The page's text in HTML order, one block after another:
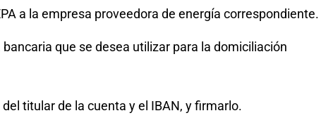
a la empresa proveedora de energía correspondiente.
que se desea utilizar para la domiciliación
titular de la cuenta y el IBAN, y firmarlo.